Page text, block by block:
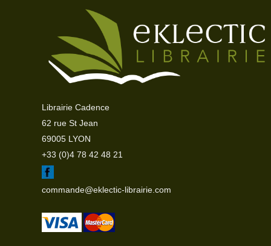
Librairie Cadence
62 rue St Jean
69005 LYON
+33 (0)4 78 42 48 21
commande@eklectic-librairie.com